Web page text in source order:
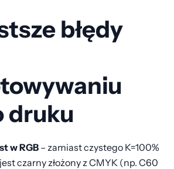
błędy
druku
w RGB – zamiast czystego K=100%
czarny złożony z CMYK (np. C60